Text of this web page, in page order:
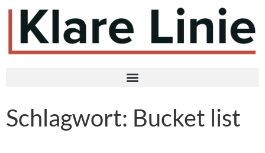
Schlagwort: Bucket list